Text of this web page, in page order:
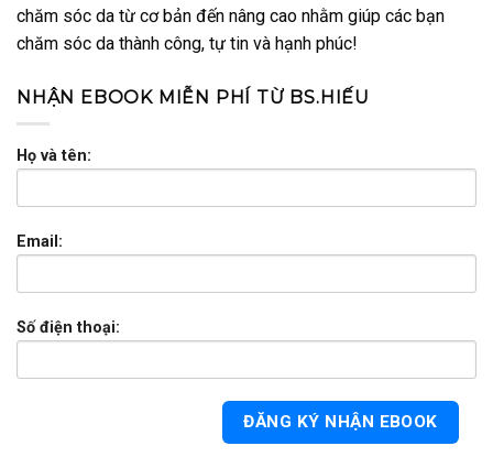
chăm sóc da từ cơ bản đến nâng cao nhằm giúp các bạn
chăm sóc da thành công, tự tin và hạnh phúc!
NHẬN EBOOK MIỄN PHÍ TỪ BS.HIẾU
Họ và tên:
Email:
Số điện thoại: